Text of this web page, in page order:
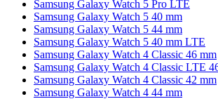
Samsung Galaxy Watch 5 Pro LTE
Samsung Galaxy Watch 5 40 mm
Samsung Galaxy Watch 5 44 mm
Samsung Galaxy Watch 5 40 mm LTE
Samsung Galaxy Watch 4 Classic 46 mm
Samsung Galaxy Watch 4 Classic LTE
Samsung Galaxy Watch 4 Classic 42 mm
Samsung Galaxy Watch 4 44 mm